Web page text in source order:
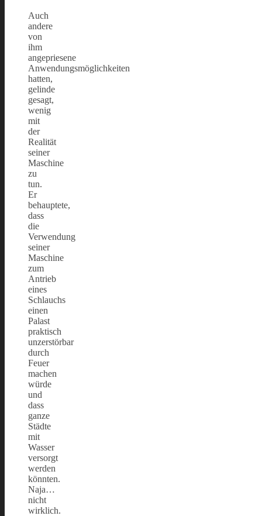
Auch
andere
von
ihm
angepriesene
Anwendungsmöglichkeiten
hatten,
gelinde
gesagt,
wenig
mit
der
Realität
seiner
Maschine
zu
tun.
Er
behauptete,
dass
die
Verwendung
seiner
Maschine
zum
Antrieb
eines
Schlauchs
einen
Palast
praktisch
unzerstörbar
durch
Feuer
machen
würde
und
dass
ganze
Städte
mit
Wasser
versorgt
werden
könnten.
Naja…
nicht
wirklich.